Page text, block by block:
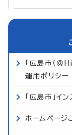
「広島市（
運用ポリシー
「広島市」イ
ホームページ